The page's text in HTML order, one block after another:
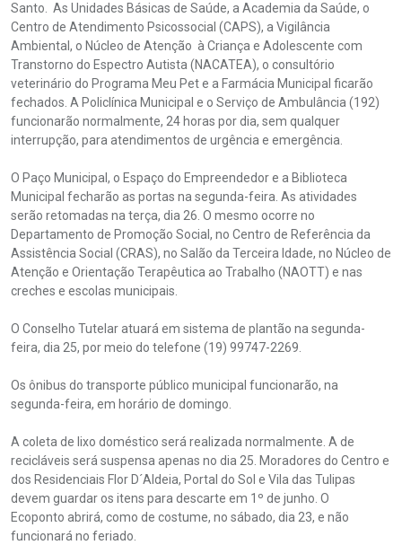
Santo. As Unidades Básicas de Saúde, a Academia da Saúde, o
Centro de Atendimento Psicossocial (CAPS), a Vigilância
Ambiental, o Núcleo de Atenção à Criança e Adolescente com
Transtorno do Espectro Autista (NACATEA), o consultório
veterinário do Programa Meu Pet e a Farmácia Municipal ficarão
fechados. A Policlínica Municipal e o Serviço de Ambulância (192)
funcionarão normalmente, 24 horas por dia, sem qualquer
interrupção, para atendimentos de urgência e emergência.
O Paço Municipal, o Espaço do Empreendedor e a Biblioteca
Municipal fecharão as portas na segunda-feira. As atividades
serão retomadas na terça, dia 26. O mesmo ocorre no
Departamento de Promoção Social, no Centro de Referência da
Assistência Social (CRAS), no Salão da Terceira Idade, no Núcleo de
Atenção e Orientação Terapêutica ao Trabalho (NAOTT) e nas
creches e escolas municipais.
O Conselho Tutelar atuará em sistema de plantão na segunda-
feira, dia 25, por meio do telefone (19) 99747-2269.
Os ônibus do transporte público municipal funcionarão, na
segunda-feira, em horário de domingo.
A coleta de lixo doméstico será realizada normalmente. A de
recicláveis será suspensa apenas no dia 25. Moradores do Centro e
dos Residenciais Flor D´Aldeia, Portal do Sol e Vila das Tulipas
devem guardar os itens para descarte em 1º de junho. O
Ecoponto abrirá, como de costume, no sábado, dia 23, e não
funcionará no feriado.